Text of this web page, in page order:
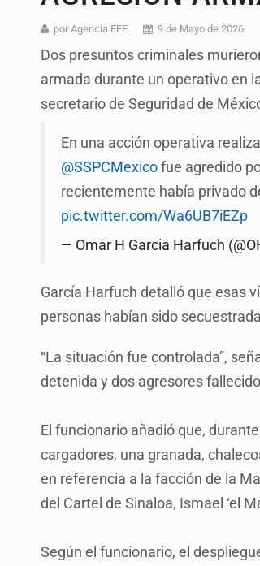
por Agencia EFE 9 de Mayo de 2026
Dos presuntos criminales
armada durante un operativo en
secretario de Seguridad de
En una acción operativa
@SSPCMexico fue agredido
recientemente había privado
pic.twitter.com/Wa6UB7iEZp
— Omar H Garcia Harfuch
García Harfuch detalló que esas
personas habían sido
“La situación fue controlada”,
detenida y dos agresores
El funcionario añadió que,
cargadores, una granada,
en referencia a la facción de la
del Cartel de Sinaloa, Ismael ‘el
Según el funcionario, el